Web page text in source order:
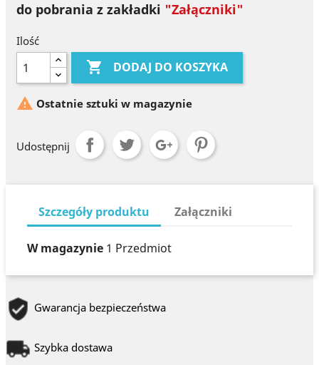
do pobrania z zakładki "Załączniki"
Ilość
 DODAJ DO KOSZYKA
 Ostatnie sztuki w magazynie
Udostępnij
Szczegóły produktu Załączniki
W magazynie 1 Przedmiot
Gwarancja bezpieczeństwa
Szybka dostawa